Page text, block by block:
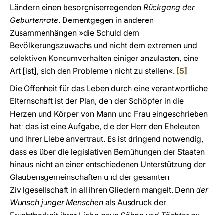
Ländern einen besorgniserregenden Rückgang der
Geburtenrate. Dementgegen in anderen
Zusammenhängen »die Schuld dem
Bevölkerungszuwachs und nicht dem extremen und
selektiven Konsumverhalten einiger anzulasten, eine
Art [ist], sich den Problemen nicht zu stellen«. [5]
Die Offenheit für das Leben durch eine verantwortliche
Elternschaft ist der Plan, den der Schöpfer in die
Herzen und Körper von Mann und Frau eingeschrieben
hat; das ist eine Aufgabe, die der Herr den Eheleuten
und ihrer Liebe anvertraut. Es ist dringend notwendig,
dass es über die legislativen Bemühungen der Staaten
hinaus nicht an einer entschiedenen Unterstützung der
Glaubensgemeinschaften und der gesamten
Zivilgesellschaft in all ihren Gliedern mangelt. Denn der
Wunsch junger Menschen als Ausdruck der